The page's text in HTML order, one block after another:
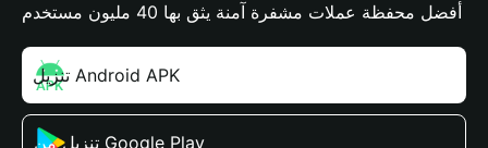
أفضل محفظة عملات مشفرة آمنة يثق بها 40 مليون مستخدم
تنزيل Android APK
تنزيل من Google Play